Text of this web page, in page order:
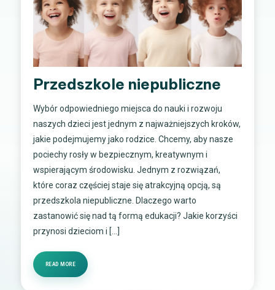
Przedszkole niepubliczne
Wybór odpowiedniego miejsca do nauki i rozwoju
naszych dzieci jest jednym z najważniejszych kroków,
jakie podejmujemy jako rodzice. Chcemy, aby nasze
pociechy rosły w bezpiecznym, kreatywnym i
wspierającym środowisku. Jednym z rozwiązań,
które coraz częściej staje się atrakcyjną opcją, są
przedszkola niepubliczne. Dlaczego warto
zastanowić się nad tą formą edukacji? Jakie korzyści
przynosi dzieciom i […]
READ MORE